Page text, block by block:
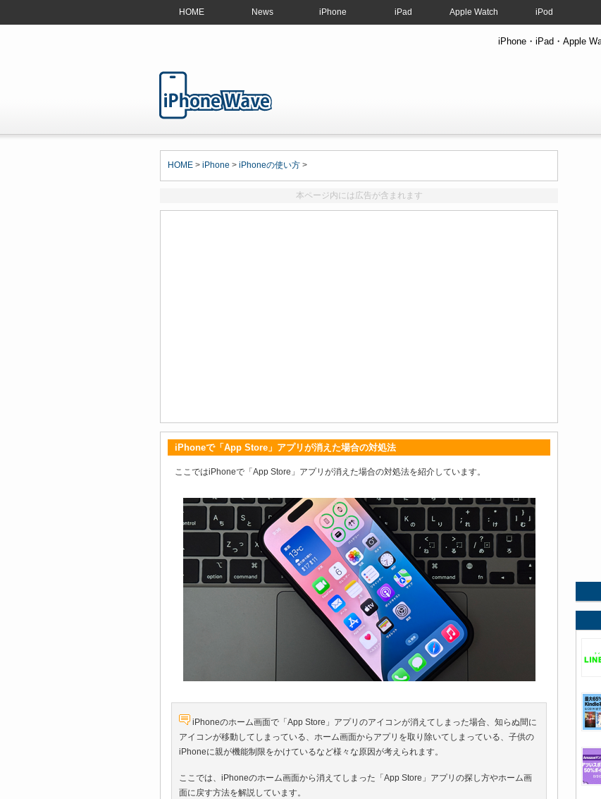
HOME News iPhone iPad Apple Watch iPod
iPhone・iPad・Apple
HOME > iPhone > iPhoneの使い方 >
本ページ内には広告が含まれます
iPhoneで「App Store」アプリが消えた場合の対処法
ここではiPhoneで「App Store」アプリが消えた場合の対処法を紹介しています。
iPhoneのホーム画面で「App Store」アプリのアイコンが消えてしまった場合、知らぬ間に
アイコンが移動してしまっている、ホーム画面からアプリを取り除いてしまっている、子供の
iPhoneに親が機能制限をかけているなど様々な原因が考えられます。
ここでは、iPhoneのホーム画面から消えてしまった「App Store」アプリの探し方やホーム画
面に戻す方法を解説しています。